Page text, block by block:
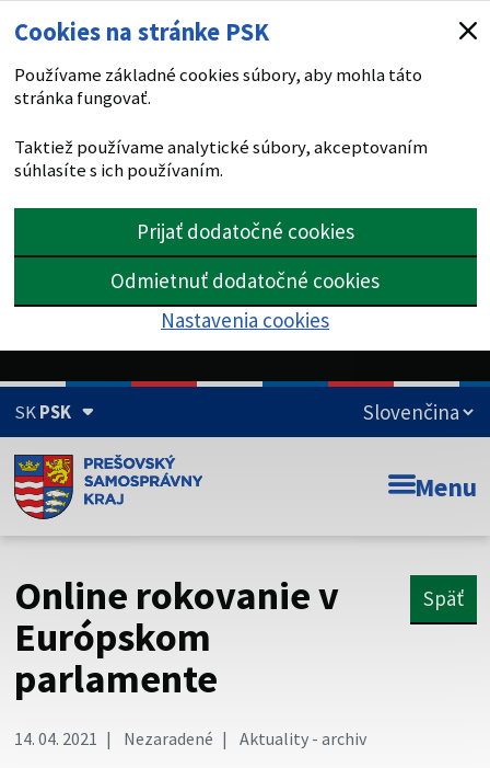
Cookies na stránke PSK
Používame základné cookies súbory, aby mohla táto
stránka fungovať.
Taktiež používame analytické súbory, akceptovaním
súhlasíte s ich používaním.
Prijať dodatočné cookies
Odmietnuť dodatočné cookies
Nastavenia cookies
SKPSK
Doména psk.sk je oficiálna
Toto je oficiálna webová stránka Prešovského
Táto stránka je zabezpečená
Buďte pozorní a vždy sa uistite, že zdieľate informácie iba
cez zabezpečenú webovú stránku. Zabezpečená stránka
Menu
Online rokovanie v
Európskom
parlamente
Späť
14. 04. 2021 Nezaradené Aktuality - archiv